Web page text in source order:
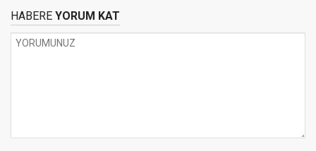
HABERE YORUM KAT